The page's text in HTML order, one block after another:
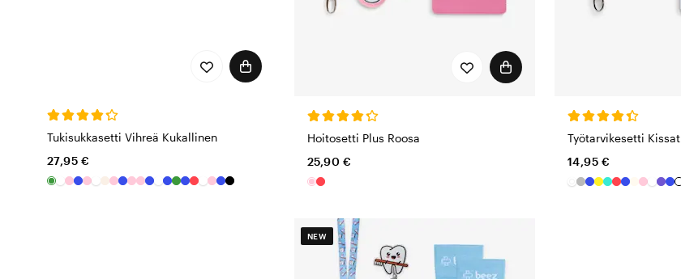
Tukisukkasetti Vihreä Kukallinen
27,95 €
Hoitosetti Plus Roosa
25,90 €
Työtarvikesetti Kissat
14,95 €
NEW